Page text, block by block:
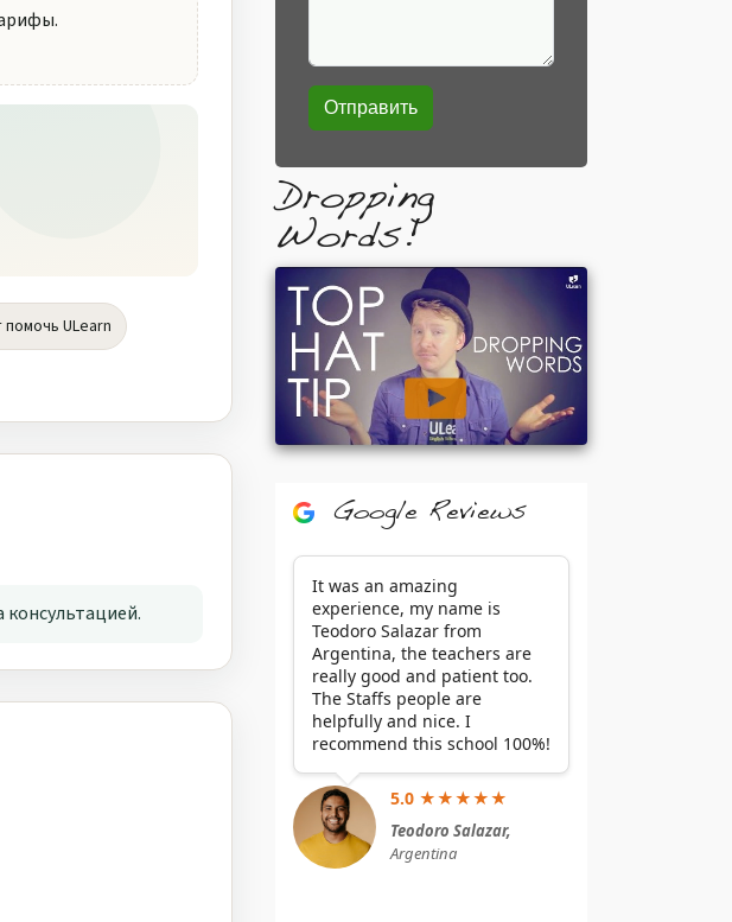
ULearn
консультацией.
Dropping
Words!
Google Reviews
It was an amazing
experience, my name is
Teodoro Salazar from
Argentina, the teachers are
really good and patient too.
The Staffs people are
helpfully and nice. I
recommend this school 100%!
5.0 ★★★★★
Teodoro Salazar,
Argentina